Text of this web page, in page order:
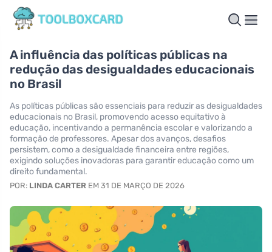
A influência das políticas públicas na
redução das desigualdades educacionais
no Brasil
As políticas públicas são essenciais para reduzir as desigualdades
educacionais no Brasil, promovendo acesso equitativo à
educação, incentivando a permanência escolar e valorizando a
formação de professores. Apesar dos avanços, desafios
persistem, como a desigualdade financeira entre regiões,
exigindo soluções inovadoras para garantir educação como um
direito fundamental.
POR: LINDA CARTER EM 31 DE MARÇO DE 2026